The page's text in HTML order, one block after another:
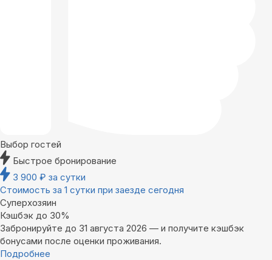
Выбор гостей
Быстрое бронирование
3 900 ₽ за сутки
Стоимость за 1 сутки при заезде сегодня
Суперхозяин
Кэшбэк до 30%
Забронируйте до 31 августа 2026 — и получите кэшбэк
бонусами после оценки проживания.
Подробнее